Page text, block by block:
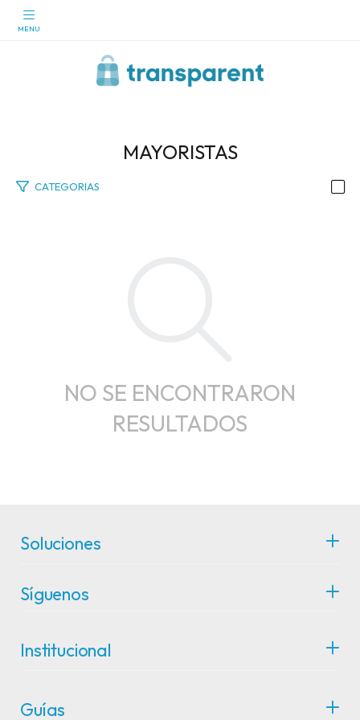
MAYORISTAS
CATEGORIAS
NO SE ENCONTRARON
RESULTADOS
Soluciones
Síguenos
Institucional
Guías